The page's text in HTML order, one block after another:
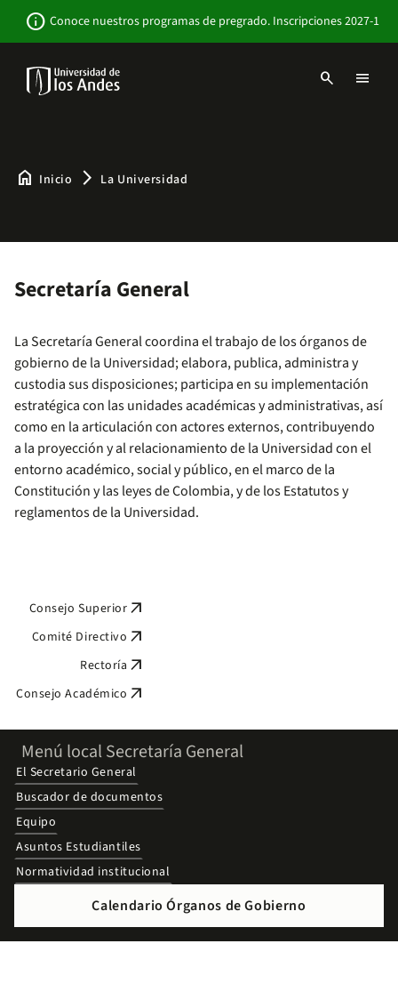
contenido
info Conoce nuestros programas de pregrado. Inscripciones 2027-1
search menu
home Inicio arrow_forward_ios La Universidad
Secretaría General
La Secretaría General coordina el trabajo de los órganos de
gobierno de la Universidad; elabora, publica, administra y
custodia sus disposiciones; participa en su implementación
estratégica con las unidades académicas y administrativas, así
como en la articulación con actores externos, contribuyendo
a la proyección y al relacionamiento de la Universidad con el
entorno académico, social y público, en el marco de la
Constitución y las leyes de Colombia, y de los Estatutos y
reglamentos de la Universidad.
Consejo Superior arrow_outward
Comité Directivo arrow_outward
Rectoría arrow_outward
Consejo Académico arrow_outward
Menú local Secretaría General
El Secretario General
Buscador de documentos
Equipo
Asuntos Estudiantiles
Normatividad institucional
Calendario Órganos de Gobierno